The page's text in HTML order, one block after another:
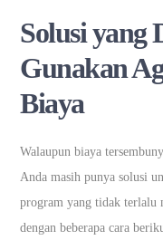
Solusi yang
Gunakan
Biaya
Walaupun biaya
Anda masih punya solusi
program yang tidak terlalu
dengan beberapa cara